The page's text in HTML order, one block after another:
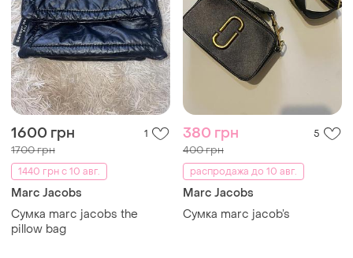
1600 грн 1
1700 грн
1440 грн с 10 авг.
Marc Jacobs
Сумка marc jacobs the
pillow bag
380 грн 5
400 грн
распродажа до 10 авг.
Marc Jacobs
Сумка marc jacob’s